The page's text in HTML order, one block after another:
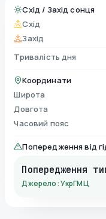
Схід / Захід сонця
Схід
Захід
Тривалість дня
Координати
Широта
Довгота
Часовий пояс
Попередження від
Попередження
Джерело: УкрГМЦ